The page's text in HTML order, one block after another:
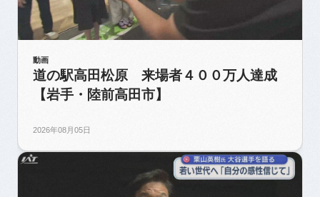
動画
道の駅高田松原 来場者４００万人達成
【岩手・陸前高田市】
2026年08月05日